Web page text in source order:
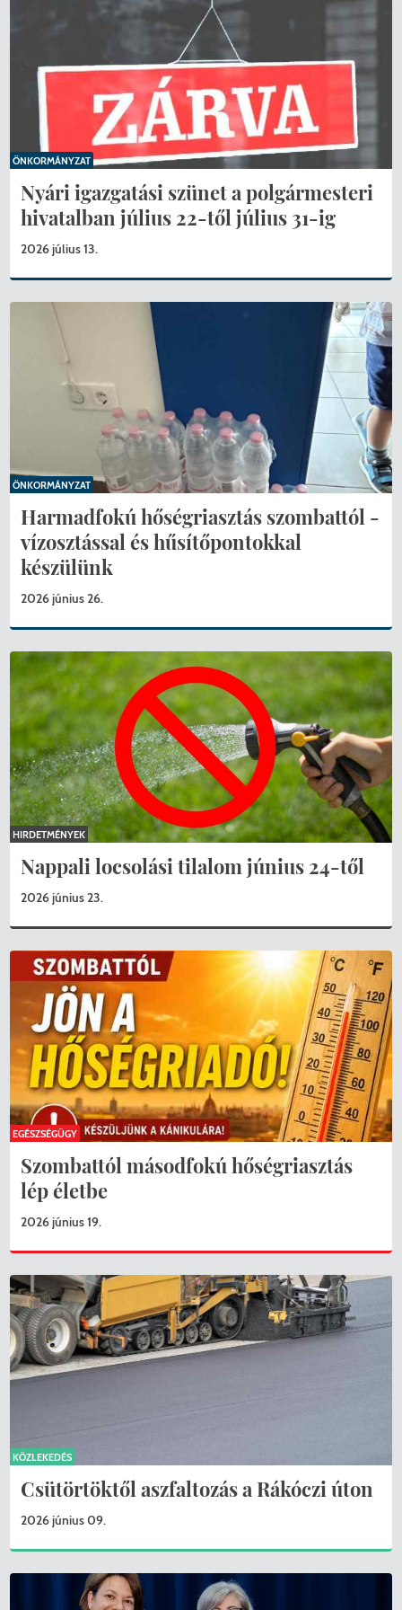
Nyári igazgatási szünet a polgármesteri
hivatalban július 22-től július 31-ig
2026 július 13.
ÖNKORMÁNYZAT
Harmadfokú hőségriasztás szombattól -
vízosztással és hűsítőpontokkal
készülünk
2026 június 26.
ÖNKORMÁNYZAT
Nappali locsolási tilalom június 24-től
2026 június 23.
HIRDETMÉNYEK
Szombattól másodfokú hőségriasztás
lép életbe
2026 június 19.
EGÉSZSÉGÜGY
Csütörtöktől aszfaltozás a Rákóczi úton
2026 június 09.
KÖZLEKEDÉS